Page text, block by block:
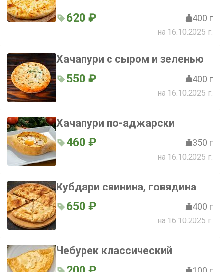
620 ₽ 400 г
на 16.10.2025 г.
Хачапури с сыром и зеленью
550 ₽ 400 г
на 16.10.2025 г.
Хачапури по-аджарски
460 ₽ 350 г
на 16.10.2025 г.
Кубдари свинина, говядина
650 ₽ 400 г
на 16.10.2025 г.
Чебурек классический